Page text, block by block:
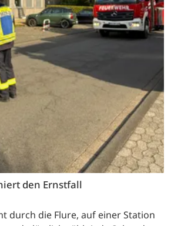
den Ernstfall
durch die Flure, auf einer Station